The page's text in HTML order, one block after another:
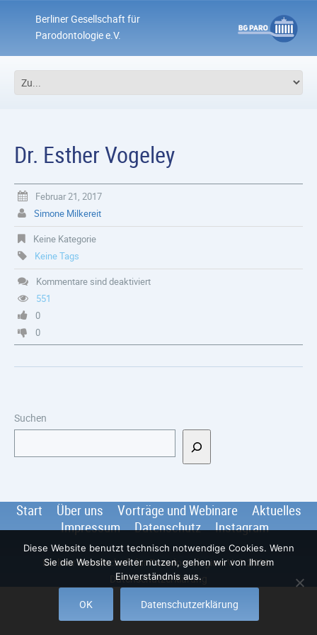
Berliner Gesellschaft für
Parodontologie e.V.
Dr. Esther Vogeley
Februar 21, 2017
Simone Milkereit
Keine Kategorie
Keine Tags
Kommentare sind deaktiviert
551
0
0
Suchen
Start Über uns Vorträge und Webinare
Aktuelles
Impressum
Datenschutz Instagram
Berliner Gesellschaft für Parodontologie e.V.© 2026.
Datenschutzerklärung
Diese Website benutzt technisch notwendige Cookies. Wenn
Sie die Website weiter nutzen, gehen wir von Ihrem
Einverständnis aus.
OK Datenschutzerklärung